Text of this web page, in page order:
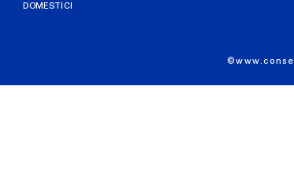
DOMESTICI